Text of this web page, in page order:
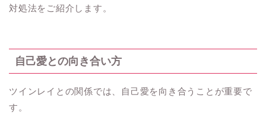
対処法をご紹介します。
自己愛との向き合い方
ツインレイとの関係では、自己愛を向き合うことが重要で
す。